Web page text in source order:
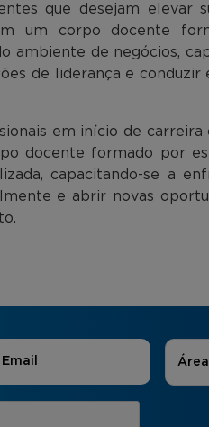
que desejam elevar
um corpo docente
ambiente de negócios,
de liderança e conduzir
em início de carreira
docente formado por
capacitando-se a
e abrir novas
Áreas